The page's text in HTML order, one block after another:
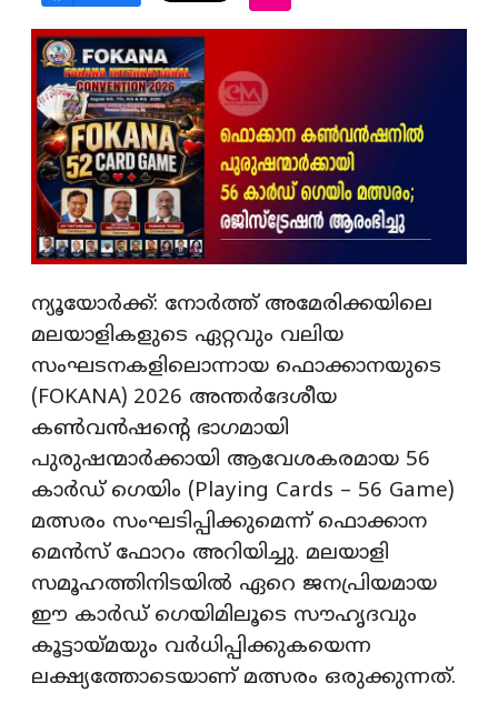
ന്യൂയോർക്ക്: നോർത്ത് അമേരിക്കയിലെ
മലയാളികളുടെ ഏറ്റവും വലിയ
സംഘടനകളിലൊന്നായ ഫൊക്കാനയുടെ
(FOKANA) 2026 അന്തർദേശീയ
കൺവൻഷന്റെ ഭാഗമായി
പുരുഷന്മാർക്കായി ആവേശകരമായ 56
കാർഡ് ഗെയിം (Playing Cards – 56 Game)
മത്സരം സംഘടിപ്പിക്കുമെന്ന് ഫൊക്കാന
മെൻസ് ഫോറം അറിയിച്ചു. മലയാളി
സമൂഹത്തിനിടയിൽ ഏറെ ജനപ്രിയമായ
ഈ കാർഡ് ഗെയിമിലൂടെ സൗഹൃദവും
കൂട്ടായ്മയും വർധിപ്പിക്കുകയെന്ന
ലക്ഷ്യത്തോടെയാണ് മത്സരം ഒരുക്കുന്നത്.